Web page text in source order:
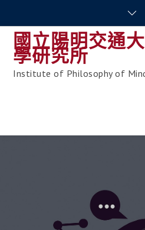
content國立陽明交通
學研究所
Institute of Philosophy of